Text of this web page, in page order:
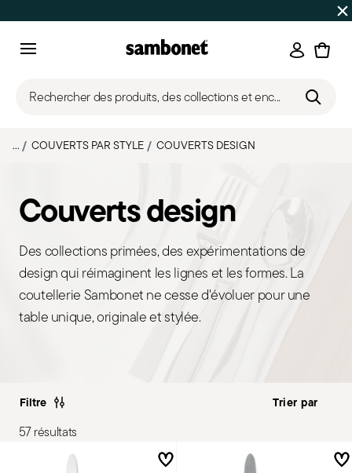
Jusqu'à -50% | Commandes du 7 au 16
Rechercher des produits, des collections et enc...
... COUVERTS PAR STYLE COUVERTS DESIGN
Couverts design
Des collections primées, des expérimentations de
design qui réimaginent les lignes et les formes. La
coutellerie Sambonet ne cesse d'évoluer pour une
table unique, originale et stylée.
Filtre
57 résultats